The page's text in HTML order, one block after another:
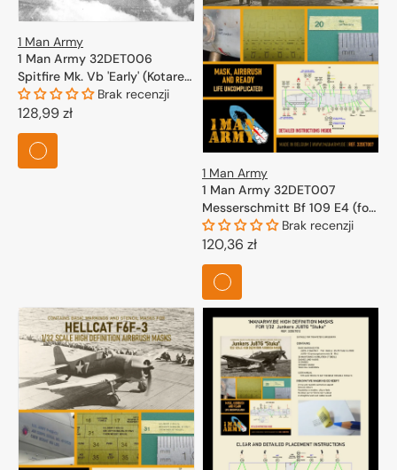
1 Man Army
1 Man Army 32DET006
Spitfire Mk. Vb 'Early' (Kotare)
1/32
Brak recenzji
Cena
regularna
128,99 zł
1 Man Army
1 Man Army 32DET007
Messerschmitt Bf 109 E4 (for
Eduard, Trumpeter) 1/32
Brak recenzji
Cena
regularna
120,36 zł